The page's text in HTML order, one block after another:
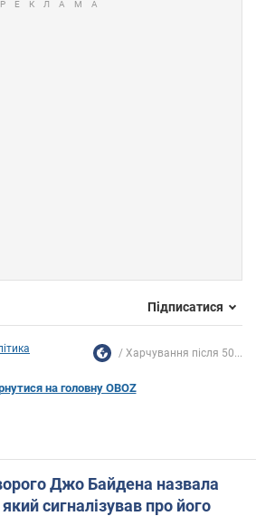
Підписатися
Харчування після 50...
на головну OBOZ
Джо Байдена назвала
сигналізував про його